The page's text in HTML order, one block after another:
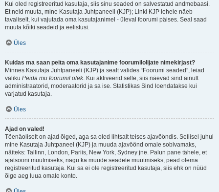
Kui oled registreeritud kasutaja, siis sinu seaded on salvestatud andmebaasi.
Et neid muuta, mine Kasutaja Juhtpaneeli (KJP); Linki KJP lehele näeb
tavaliselt, kui vajutada oma kasutajanimel - üleval foorumi päises. Seal saad
muuta kõiki seadeid ja eelistusi.
Üles
Kuidas ma saan peita oma kasutajanime foorumilolijate nimekirjast?
Minnes Kasutaja Juhtpaneeli (KJP) ja sealt valides “Foorumi seaded”, leiad
valiku Peida mu foorumil olek. Kui aktiveerid selle, siis näevad sind ainult
administraatorid, moderaatorid ja sa ise. Statistikas Sind loendatakse kui
varjatud kasutaja.
Üles
Ajad on valed!
Tõenäoliselt on ajad õiged, aga sa oled lihtsalt teises ajavööndis. Sellisel juhul
mine Kasutaja Juhtpaneel (KJP) ja muuda ajavöönd omale sobivamaks,
näiteks: Tallinn, London, Pariis, New York, Sydney jne. Palun pane tähele, et
ajatsooni muutmiseks, nagu ka muude seadete muutmiseks, pead olema
registreeritud kasutaja. Kui sa ei ole registreeritud kasutaja, siis ehk on nüüd
õige aeg luua omale konto.